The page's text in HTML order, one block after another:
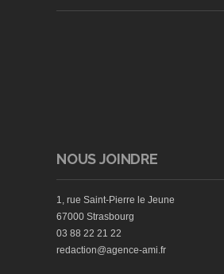
NOUS JOINDRE
1, rue Saint-Pierre le Jeune
67000 Strasbourg
03 88 22 21 22
redaction@agence-ami.fr